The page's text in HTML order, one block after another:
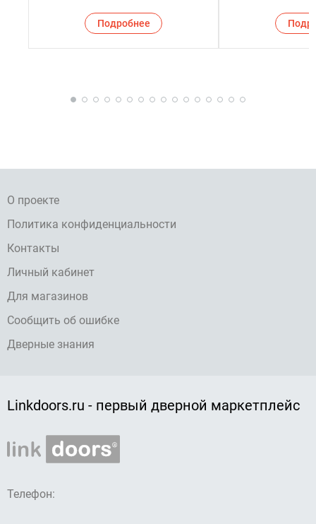
Подробнее
О проекте
Политика конфиденциальности
Контакты
Личный кабинет
Для магазинов
Сообщить об ошибке
Дверные знания
Linkdoors.ru - первый дверной маркетплейс
Телефон: